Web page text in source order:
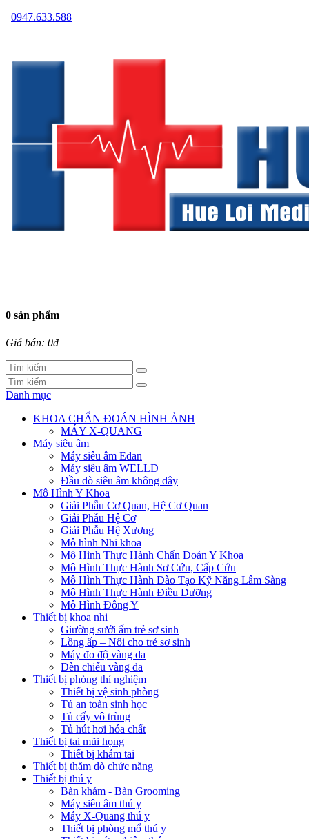
0947.633.588
0 sản phẩm
Giá bán: 0đ
Danh mục
KHOA CHẨN ĐOÁN HÌNH ẢNH
MÁY X-QUANG
Máy siêu âm
Máy siêu âm Edan
Máy siêu âm WELLD
Đầu dò siêu âm không dây
Mô Hình Y Khoa
Giải Phẫu Cơ Quan, Hệ Cơ Quan
Giải Phẫu Hệ Cơ
Giải Phẫu Hệ Xương
Mô hình Nhi khoa
Mô Hình Thực Hành Chẩn Đoán Y Khoa
Mô Hình Thực Hành Sơ Cứu, Cấp Cứu
Mô Hình Thực Hành Đào Tạo Kỹ Năng Lâm Sàng
Mô Hình Thực Hành Điều Dưỡng
Mô Hình Đông Y
Thiết bị khoa nhi
Giường sưởi ấm trẻ sơ sinh
Lồng ấp – Nôi cho trẻ sơ sinh
Máy đo độ vàng da
Đèn chiếu vàng da
Thiết bị phòng thí nghiệm
Thiết bị vệ sinh phòng
Tủ an toàn sinh học
Tủ cấy vô trùng
Tủ hút hơi hóa chất
Thiết bị tai mũi họng
Thiết bị khám tai
Thiết bị thăm dò chức năng
Thiết bị thú y
Bàn khám - Bàn Grooming
Máy siêu âm thú y
Máy X-Quang thú y
Thiết bị phòng mổ thú y